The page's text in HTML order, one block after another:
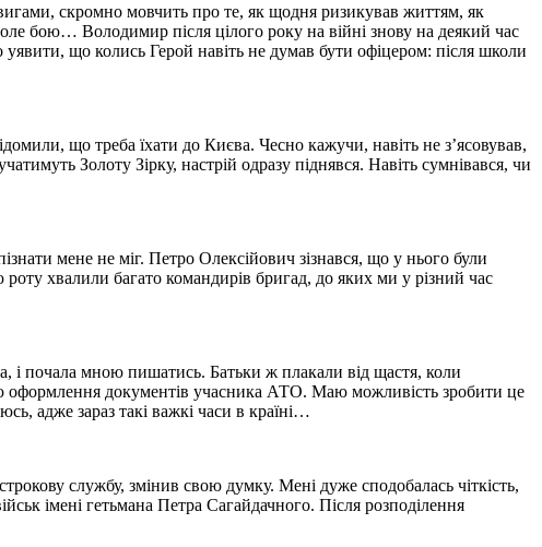
скромно мовчить про те, як щодня ризикував життям, як
бою… Володимир після цілого року на війні знову на деякий час
що колись Герой навіть не думав бути офіцером: після школи
що треба їхати до Києва. Чесно кажучи, навіть не з’ясовував,
Золоту Зірку, настрій одразу піднявся. Навіть сумнівався, чи
мене не міг. Петро Олексійович зізнався, що у нього були
хвалили багато командирів бригад, до яких ми у різний час
і почала мною пишатись. Батьки ж плакали від щастя, коли
оформлення документів учасника АТО. Маю можливість зробити це
адже зараз такі важкі часи в країні…
службу, змінив свою думку. Мені дуже сподобалась чіткість,
імені гетьмана Петра Сагайдачного. Після розподілення